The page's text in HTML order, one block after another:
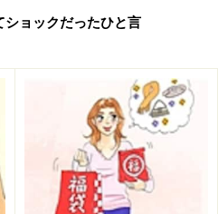
ったのが何個かある
お正月の福袋でしたが、 何
のが入ってなかった。値段が
いましたが、某デパートを
30代 パート・アルバイト）
ショックだったひと言